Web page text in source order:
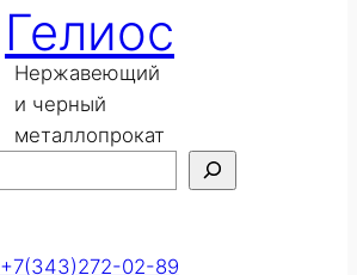
Гелиос
Нержавеющий
и черный
металлопрокат
+7(343)272-02-89